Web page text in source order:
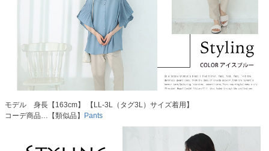
モデル 身長【163cm】 【LL-3L（タグ3L）サイズ着用】
コーデ商品…【類似品】 Pants